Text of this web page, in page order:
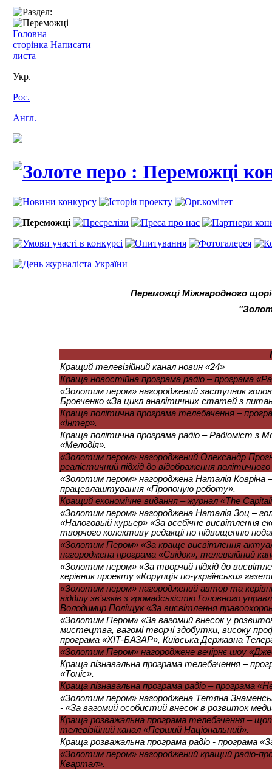
Головна
сторінка Написати
листа
Укр.
Рос.
Англ.
Переможці Міжнародного
Кращий телевізійний канал новин «24»
Краща новостійна програма радіо – програма
«Золотим пером» нагороджений заступник
Бровченко «За цикл аналітичних статей з
Краща політична програма телебачення –
«Інтер».
Краща політична програма радіо – Радіоміст з
«Мелодія».
«Золотим пером» нагороджений Олександр
реалістичний підхід до відображення
«Золотим пером» нагороджена Наталія Ковріна
працевлаштування «Пропоную роботу».
Кращий економічне видання – журнал «The
«Золотим пером» нагороджена Наталія Зоц –
«Налоговый курьер» «За всебічне висвітлення
творчого колективу редакції по підвищенню
«Золотим Пером» «За краще висвітлення
нагороджена програма «Свідок», телевізійний
«Золотим пером» «За творчий підхід до
керівник проекту «Корупція по-українськи»
«Золотим пером» нагороджений автор та
відділу зв’язків з громадськістю Головного
Володимир Поліщук «За висвітлення
«Золотим Пером» «За вагомий внесок у
мистецтва, вагомі творчі здобутки, високу
програма «ХІТ-БАЗАР», Київська Державна
«Золотим Пером» нагороджене вечірнє шоу
Краща пізнавальна програма телебачення –
«Тоніс».
Краща пізнавальна програма радіо – програма
«Золотим пером» нагороджена Тетяна
- «За вагомий особистий внесок в розвиток
Краща розважальна програма телебачення –
телевізійний канал «Перший Національний».
Краща розважальна програма радіо - програма
«Золотим пером» нагороджений кращий радіо-
Квартал».